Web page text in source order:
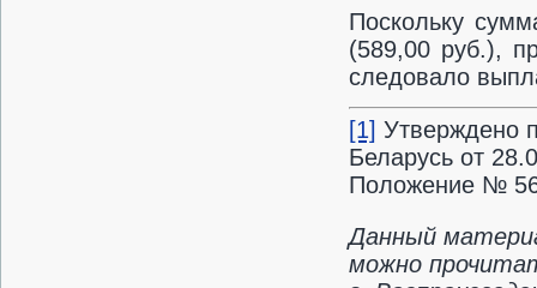
Поскольку
(589,00 руб.),
следовало
[1] Утверждено
Беларусь от
Положение №
Данный
можно